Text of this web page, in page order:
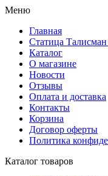
Меню
Главная
Статица
Каталог
О магазине
Новости
Отзывы
Оплата и доставка
Контакты
Корзина
Договор оферты
Политика
Каталог товаров